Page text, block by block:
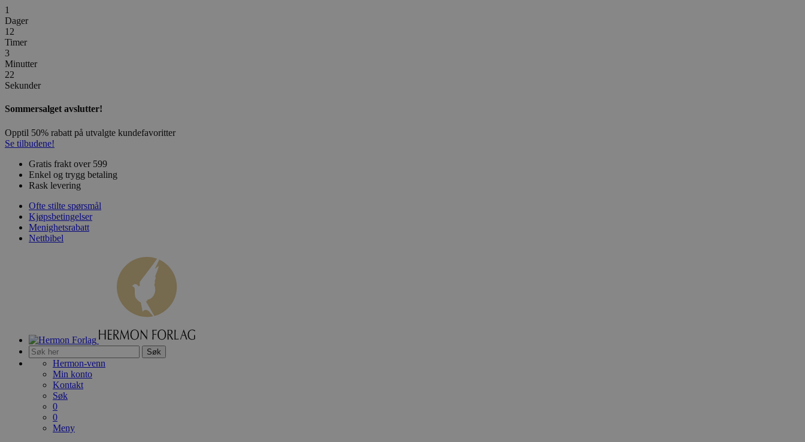
1
Dager
12
Timer
3
Minutter
22
Sekunder
Sommersalget avslutter!
Opptil 50% rabatt på utvalgte kundefavoritter
Se tilbudene!
Gratis frakt over 599
Enkel og trygg betaling
Rask levering
Ofte stilte spørsmål
Kjøpsbetingelser
Menighetsrabatt
Nettbibel
Søk
Hermon-venn
Min konto
Kontakt
Søk
0
0
Meny